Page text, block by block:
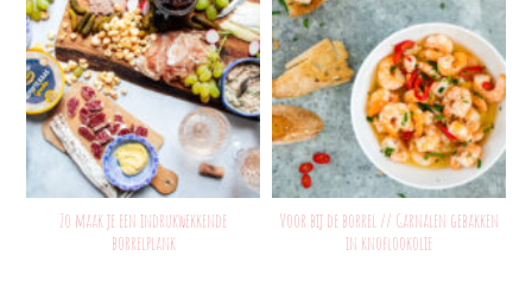
Zo maak je een indrukwekkende
borrelplank
Voor bij de borrel // Garnalen gebakken
in knoflookolie